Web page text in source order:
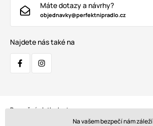
Máte dotazy a návrhy?
objednavky@perfektnipradlo.cz
Najdete nás také na
Bezpečná platba kartou:
Na vašem bezpečí nám záleží